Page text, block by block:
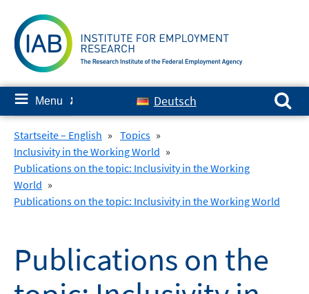
content
≡ Menu ✘ Deutsch
Search for:
Startseite – English » Topics »
Inclusivity in the Working World »
Publications on the topic: Inclusivity in the Working
World »
Publications on the topic: Inclusivity in the Working World
Publications on the